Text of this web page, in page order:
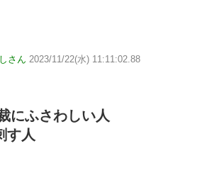
さん 2023/11/22(水) 11:11:02.88
にふさわしい人
す人